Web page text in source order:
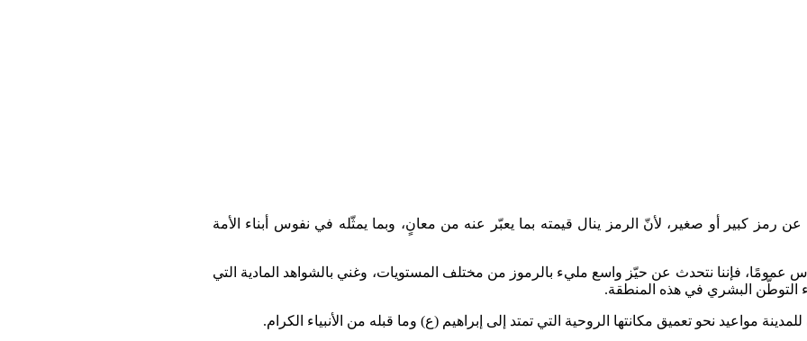
عن رمز كبير أو صغير، لأنّ الرمز ينال قيمته بما يعبّر عنه من معانٍ، وبما يمثّله في نفوس أبناء الأمة
فإننا نتحدث عن حيّز واسع مليء بالرموز من مختلف المستويات، وغني بالشواهد المادية التي
مواعيد نحو تعميق مكانتها الروحية التي تمتد إلى إبراهيم (ع) وما قبله من الأنبياء الكرام.